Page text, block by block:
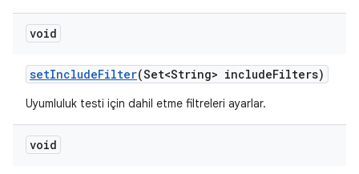
void
setIncludeFilter(Set<String> includeFilters)
Uyumluluk testi için dahil etme filtreleri ayarlar.
void